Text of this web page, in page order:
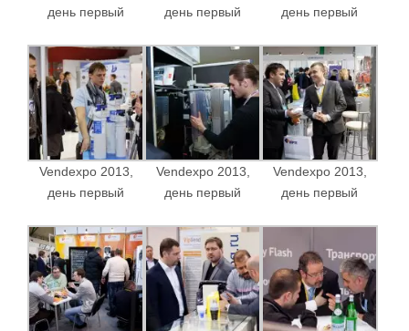
день первый
день первый
день первый
Vendexpo 2013,
день первый
Vendexpo 2013,
день первый
Vendexpo 2013,
день первый